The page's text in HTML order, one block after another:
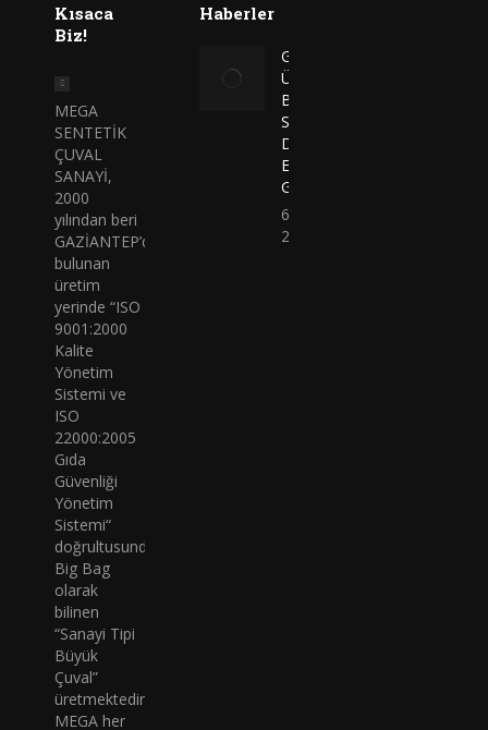
Kısaca
Biz!
MEGA
SENTETİK
ÇUVAL
SANAYİ,
2000
yılından beri
GAZİANTEP’da
bulunan
üretim
yerinde “ISO
9001:2000
Kalite
Yönetim
Sistemi ve
ISO
22000:2005
Gıda
Güvenliği
Yönetim
Sistemi“
doğrultusunda
Big Bag
olarak
bilinen
“Sanayi Tipi
Büyük
Çuval”
üretmektedir.
MEGA her
Haberler
Gıda
Üreticilerinin
Big Bag
Seçiminde
Dikkat
Etmesi
Gerekenler!
6 Temmuz
2017